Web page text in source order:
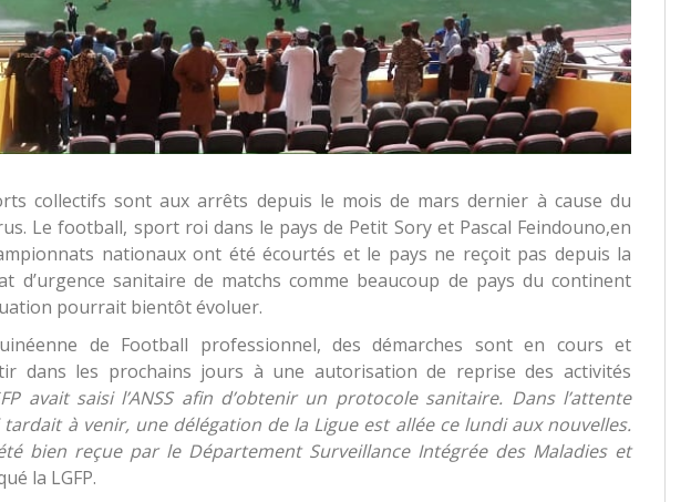
collectifs sont aux arrêts depuis le mois de mars dernier à cause du
Le football, sport roi dans le pays de Petit Sory et Pascal Feindouno,en
nationaux ont été écourtés et le pays ne reçoit pas depuis la
d’urgence sanitaire de matchs comme beaucoup de pays du continent
pourrait bientôt évoluer.
de Football professionnel, des démarches sont en cours et
dans les prochains jours à une autorisation de reprise des activités
avait saisi l’ANSS afin d’obtenir un protocole sanitaire. Dans l’attente
tardait à venir, une délégation de la Ligue est allée ce lundi aux nouvelles.
bien reçue par le Département Surveillance Intégrée des Maladies et
la LGFP.